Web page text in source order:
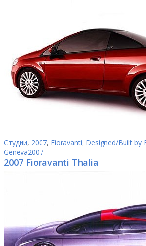
Студии, 2007, Fioravanti, Designed/Built by
Geneva2007
2007 Fioravanti Thalia